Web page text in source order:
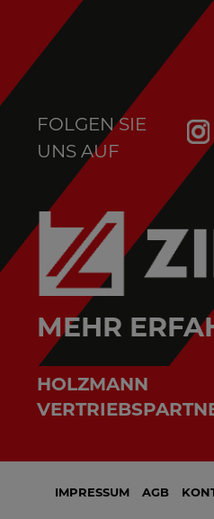
FOLGEN SIE
UNS AUF
MEHR
HOLZMANN
IMPRESSUM AGB